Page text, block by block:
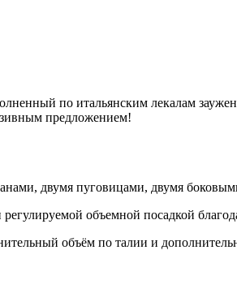
по итальянским лекалам
предложением!
двумя пуговицами, двумя
объемной посадкой
объём по талии и